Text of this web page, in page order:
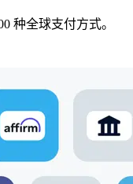
种全球支付方式。